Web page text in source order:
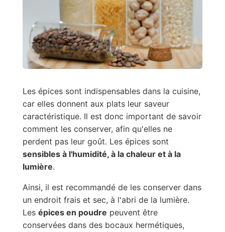
Les épices sont indispensables dans la cuisine,
car elles donnent aux plats leur saveur
caractéristique. Il est donc important de savoir
comment les conserver, afin qu'elles ne
perdent pas leur goût. Les épices sont
sensibles à l'humidité, à la chaleur et à la
lumière.
Ainsi, il est recommandé de les conserver dans
un endroit frais et sec, à l'abri de la lumière.
Les épices en poudre peuvent être
conservées dans des bocaux hermétiques,